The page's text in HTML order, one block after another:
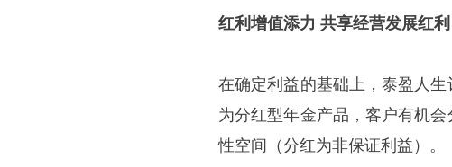
红利增值添力 共享经营发展红利
在确定利益的基础上，泰盈人
为分红型年金产品，客户有机
性空间（分红为非保证利益）。